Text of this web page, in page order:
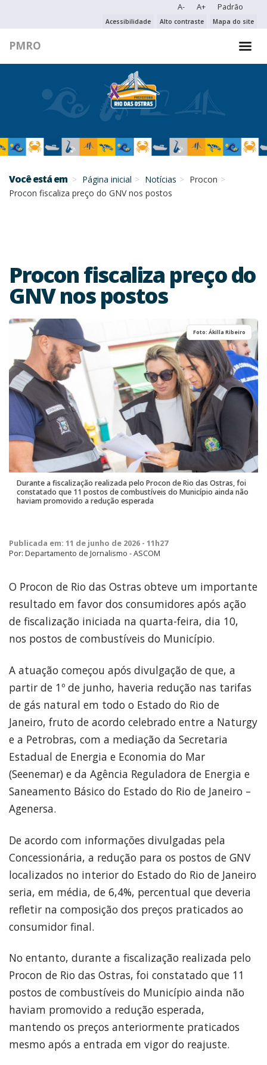
A- A+ Padrão
Acessibilidade Alto contraste Mapa do site
PMRO
PESQUISAR NO PORTAL
PESQUISAR
Você está em Página inicial Notícias
Procon
Procon fiscaliza preço do GNV nos postos
Procon fiscaliza preço do
GNV nos postos
Foto: Ákilla Ribeiro
Durante a fiscalização realizada pelo Procon de Rio das Ostras, foi
constatado que 11 postos de combustíveis do Município ainda não
haviam promovido a redução esperada
Publicada em: 11 de junho de 2026 - 11h27
Por: Departamento de Jornalismo - ASCOM
O Procon de Rio das Ostras obteve um importante
resultado em favor dos consumidores após ação
de fiscalização iniciada na quarta-feira, dia 10,
nos postos de combustíveis do Município.
A atuação começou após divulgação de que, a
partir de 1º de junho, haveria redução nas tarifas
de gás natural em todo o Estado do Rio de
Janeiro, fruto de acordo celebrado entre a Naturgy
e a Petrobras, com a mediação da Secretaria
Estadual de Energia e Economia do Mar
(Seenemar) e da Agência Reguladora de Energia e
Saneamento Básico do Estado do Rio de Janeiro –
Agenersa.
De acordo com informações divulgadas pela
Concessionária, a redução para os postos de GNV
localizados no interior do Estado do Rio de Janeiro
seria, em média, de 6,4%, percentual que deveria
refletir na composição dos preços praticados ao
consumidor final.
No entanto, durante a fiscalização realizada pelo
Procon de Rio das Ostras, foi constatado que 11
postos de combustíveis do Município ainda não
haviam promovido a redução esperada,
mantendo os preços anteriormente praticados
mesmo após a entrada em vigor do reajuste.